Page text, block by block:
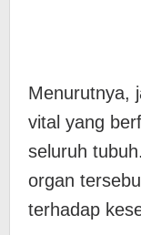
Menurutnya,
vital yang
seluruh
organ
terhadap